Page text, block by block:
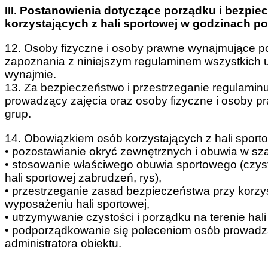
III. Postanowienia dotyczące porządku i
korzystających z hali sportowej w godzinach
12. Osoby fizyczne i osoby prawne wynajmujące
zapoznania z niniejszym regulaminem wszystkich
wynajmie.
13. Za bezpieczeństwo i przestrzeganie
prowadzący zajęcia oraz osoby fizyczne i osoby
grup.
14. Obowiązkiem osób korzystających z hali
• pozostawianie okryć zewnętrznych i obuwia w
• stosowanie właściwego obuwia sportowego
hali sportowej zabrudzeń, rys),
• przestrzeganie zasad bezpieczeństwa przy
wyposażeniu hali sportowej,
• utrzymywanie czystości i porządku na terenie
• podporządkowanie się poleceniom osób
administratora obiektu.